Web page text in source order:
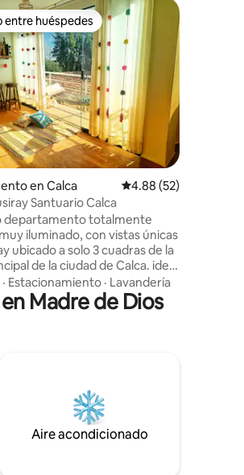
de 5, 48 reseñas
entre huéspedes
entre huéspedes
en Calca Calificación
4.88 (52)
Santuario Calca
departamento totalmente
iluminado, con vistas únicas
ubicado a solo 3 cuadras de la
de la ciudad de Calca. ideal
que aman el senderismo y
montaña descubriendo la
poderoso Apu montaña
huéspedes. taxi privado desde
a todo el valle.
· Estacionamiento · Lavandería
Madre de Dios
Aire acondicionado